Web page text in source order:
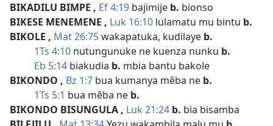
BIKADILU BIMPE , Ef 4:19 bajimije b. bionso
BIKESE MENEMENE , Luk 16:10 lulamatu mu bintu b.
BIKOLE , Mat 26:75wakapatuka, kudilaye b.
1Ts 4:10 nutungunuke ne kuenza nunku b.
Eb 5:14 biakudia b. mbia bantu bakole
BIKONDO , Bz 1:7 bua kumanya mêba ne b.
1Ts 5:1 bua mêba ne b.
BIKONDO BISUNGULA , Luk 21:24 b. bia bisamba